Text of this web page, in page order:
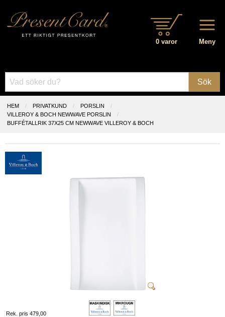
Meny
0 varor
Sök
HEM PRIVATKUND
PORSLIN
VILLEROY & BOCH NEWWAVE PORSLIN
BUFFÉTALLRIK 37X25 CM NEWWAVE VILLEROY & BOCH
Rek. pris 479,00